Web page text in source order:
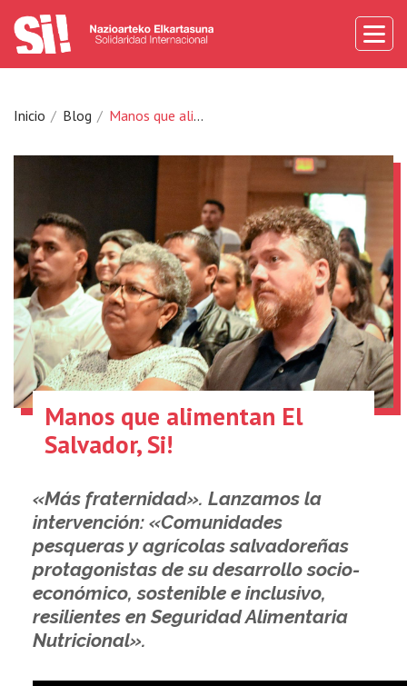
Inicio Blog Manos que alimentan El Salvador, Si!
Manos que alimentan El
Salvador, Si!
«Más fraternidad». Lanzamos la
intervención: «Comunidades
pesqueras y agrícolas salvadoreñas
protagonistas de su desarrollo socio-
económico, sostenible e inclusivo,
resilientes en Seguridad Alimentaria
Nutricional».